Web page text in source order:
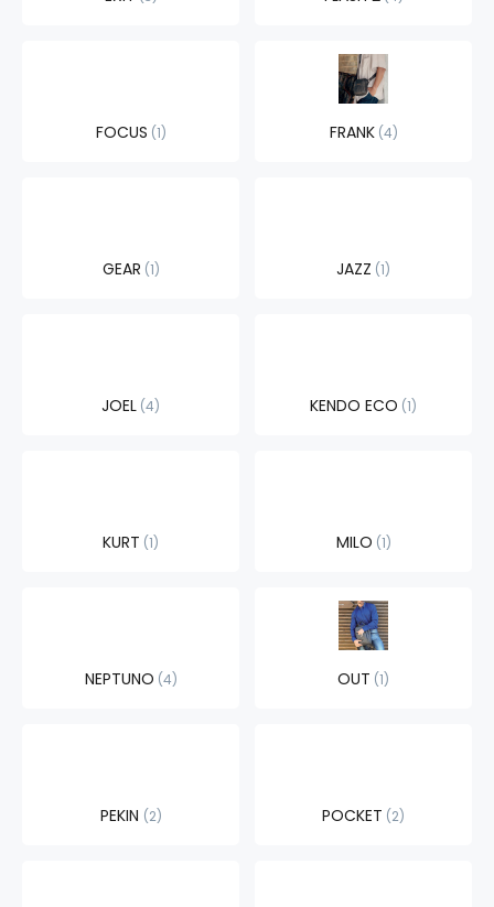
FOCUS 1 FRANK 4
GEAR 1 JAZZ 1
JOEL 4 KENDO ECO 1
KURT 1 MILO 1
NEPTUNO 4 OUT 1
PEKIN 2 POCKET 2